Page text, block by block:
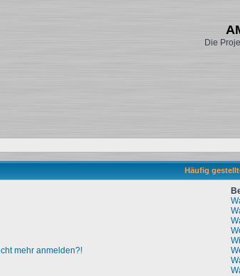
Die
Häufig
mehr anmelden?!